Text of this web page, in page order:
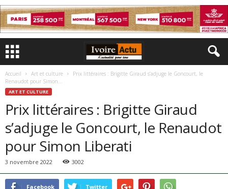
Accueil Art et culture
Prix littéraires : Brigitte Giraud s’adjuge le Goncourt, le
Renaudot pour Simon...
ART ET CULTURE
Prix littéraires : Brigitte Giraud
s’adjuge le Goncourt, le Renaudot
pour Simon Liberati
3 novembre 2022 3002
Facebook Twitter